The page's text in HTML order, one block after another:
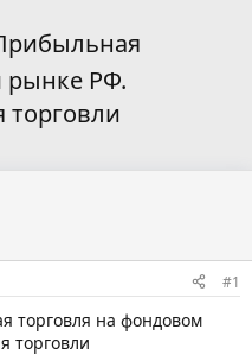
рынке РФ.
#1
торговля на фондовом
торговли